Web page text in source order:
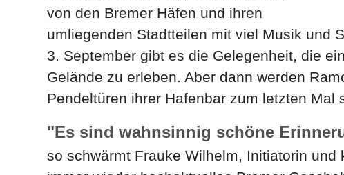
von den Bremer Häfen und ihren
umliegenden Stadtteilen mit viel Musik und
3. September gibt es die Gelegenheit, die
Gelände zu erleben. Aber dann werden
Pendeltüren ihrer Hafenbar zum letzten
"Es sind wahnsinnig schöne
so schwärmt Frauke Wilhelm, Initiatorin